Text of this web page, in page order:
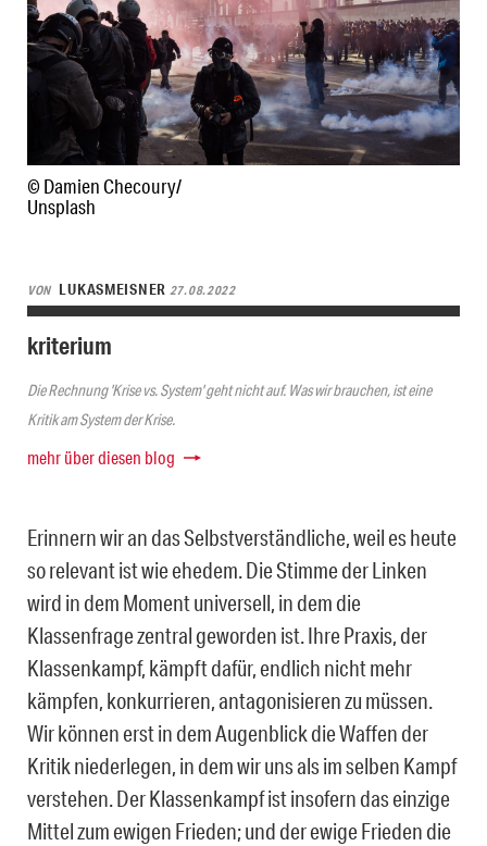
© Damien Checoury/
Unsplash
VON LUKASMEISNER 27.08.2022
kriterium
Die Rechnung 'Krise vs. System' geht nicht auf. Was wir brauchen, ist eine
Kritik am System der Krise.
mehr über diesen blog
Erinnern wir an das Selbstverständliche, weil es heute
so relevant ist wie ehedem. Die Stimme der Linken
wird in dem Moment universell, in dem die
Klassenfrage zentral geworden ist. Ihre Praxis, der
Klassenkampf, kämpft dafür, endlich nicht mehr
kämpfen, konkurrieren, antagonisieren zu müssen.
Wir können erst in dem Augenblick die Waffen der
Kritik niederlegen, in dem wir uns als im selben Kampf
verstehen. Der Klassenkampf ist insofern das einzige
Mittel zum ewigen Frieden; und der ewige Frieden die